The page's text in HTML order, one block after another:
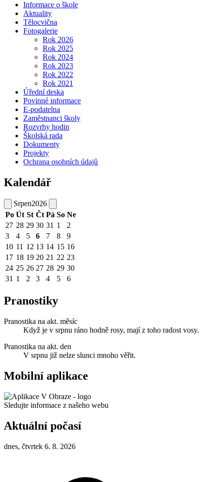
Informace o škole
Aktuality
Tělocvična
Fotogalerie
Rok 2026
Rok 2025
Rok 2024
Rok 2023
Rok 2022
Rok 2021
Úřední deska
Povinné informace
E-podatelna
Zaměstnanci školy
Rozvrhy hodin
Školská rada
Dokumenty
Projekty
Ochrana osobních údajů
Kalendář
Srpen2026
Po Út St Čt Pá So Ne
27 28 29 30 31 1
2
3
4 5 6 7 8
9
10 11 12 13 14 15 16
17 18 19 20 21 22 23
24 25 26 27 28 29 30
31 1 2 3 4 5 6
Pranostiky
Pranostika na akt. měsíc
Když je v srpnu ráno hodně rosy, mají z toho radost vosy.
Pranostika na akt. den
V srpnu již nelze slunci mnoho věřit.
Mobilní aplikace
Sledujte informace z našeho webu
Aktuální počasí
dnes, čtvrtek 6. 8. 2026